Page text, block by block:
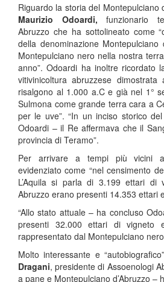
Riguardo la storia del Montepulciano
Maurizio Odoardi, funzionario
Abruzzo che ha sottolineato come
della denominazione Montepulciano
Montepulciano nero nella nostra
anno”. Odoardi ha inoltre ricordato
vitivinicoltura abruzzese
risalgono al 1.000 a.C e già nel 1°
Sulmona come grande terra cara a
per le uve”. “In un inciso storico
Odoardi – il Re affermava che il
provincia di Teramo”.
Per arrivare a tempi più vicini
evidenziato come “nel censimento
L’Aquila si parla di 3.199 ettari
Abruzzo erano presenti 14.353 ettari
“Allo stato attuale – ha concluso
presenti 32.000 ettari di
rappresentato dal Montepulciano
Molto interessante e
Dragani, presidente di Assoenologi
a pane e Montepulciano d’Abruzzo –